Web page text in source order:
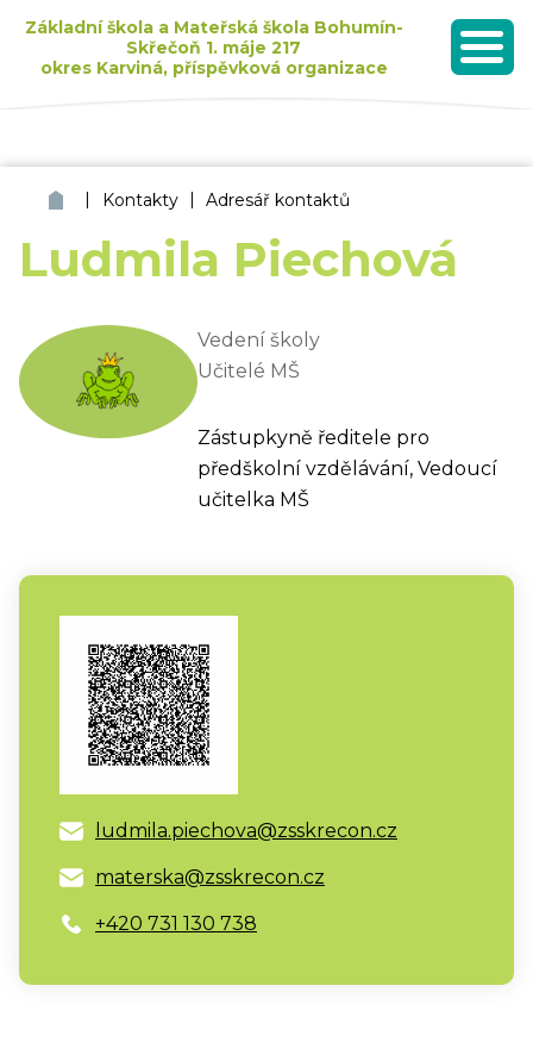
Základní škola a Mateřská škola Bohumín-
Skřečoň 1. máje 217
okres Karviná, příspěvková organizace
MENU
ZŠ a MŠ Bohumín Skřečoň
| Kontakty | Adresář kontaktů
Ludmila Piechová
Vedení školy
Učitelé MŠ
Zástupkyně ředitele pro
předškolní vzdělávání, Vedoucí
učitelka MŠ
ludmila.piechova@zsskrecon.cz
materska@zsskrecon.cz
+420 731 130 738